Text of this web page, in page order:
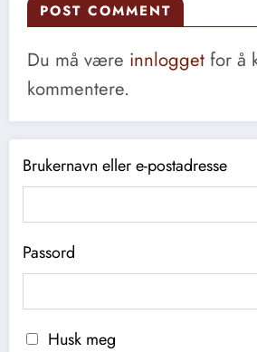
POST COMMENT
Du må være innlogget for å
kommentere.
Brukernavn eller e-postadresse
Passord
Husk meg